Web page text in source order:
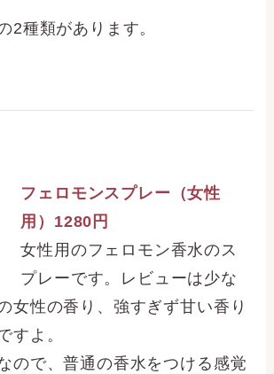
2種類があります。
フェロモンスプレー（女性
用）1280円
女性用のフェロモン香水のス
プレーです。レビューは少な
女性の香り、強すぎず甘い香り
すよ。
ので、普通の香水をつける感覚